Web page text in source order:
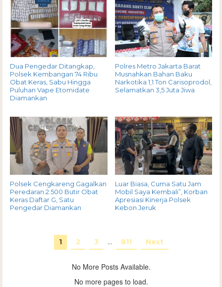
Dua Pengedar Ditangkap,
Polsek Kembangan 74 Ribu
Obat Keras, Sabu Hingga
Puluhan Vape Etomidate
Diamankan
Polres Metro Jakarta Barat
Musnahkan Bahan Baku
Narkotika 1,1 Ton Carisoprodol,
Selamatkan 3,5 Juta Jiwa
Polsek Cengkareng Gagalkan
Peredaran 2.500 Butir Obat
Keras Daftar G, Satu
Pengedar Diamankan
Luar Biasa, Cuma Satu Jam
Mobil Saya Kembali”, Korban
Apresiasi Kinerja Polsek
Kebon Jeruk
1 2 3 … 811 Next
No More Posts Available.
No more pages to load.